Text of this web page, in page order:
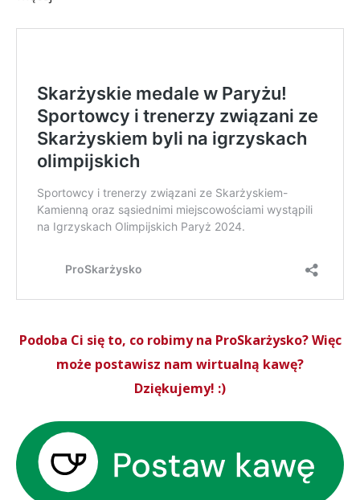
Podoba Ci się to, co robimy na ProSkarżysko? Więc
może postawisz nam wirtualną kawę?
Dziękujemy! :)